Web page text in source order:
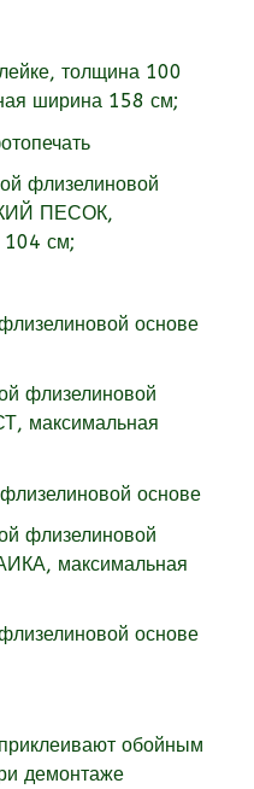
толщина 100
ширина 158 см;
флизелиновой
ПЕСОК,
104 см;
флизелиновой
максимальная
флизелиновой
максимальная
обойным
демонтаже